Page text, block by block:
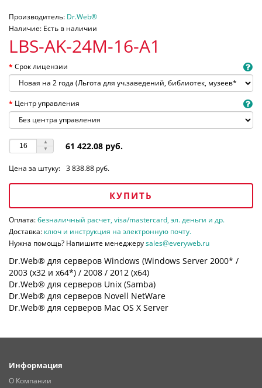
Производитель: Dr.Web®
Наличие: Есть в наличии
LBS-AK-24M-16-A1
Срок лицензии
Центр управления
61 422.08 руб.
Цена за штуку: 3 838.88 руб.
КУПИТЬ
Оплата:безналичный расчет, visa/mastercard, эл. деньги и др.
Доставка: ключ и инструкция на электронную почту.
Нужна помощь? Напишите менеджеруsales@everyweb.ru
Dr.Web® для серверов Windows (Windows Server 2000* /
2003 (х32 и х64*) / 2008 / 2012 (х64)
Dr.Web® для серверов Unix (Samba)
Dr.Web® для серверов Novell NetWare
Dr.Web® для серверов Mac OS X Server
Информация
О Компании